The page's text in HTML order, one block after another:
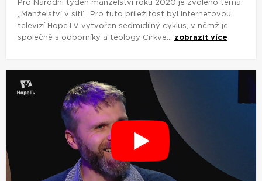
Pro Národní týden manželství roku 2020 je zvoleno téma:
„Manželství v síti“. Pro tuto příležitost byl internetovou
televizí HopeTV vytvořen sedmidílný cyklus, v němž je
společně s odborníky a teology Církve... zobrazit více